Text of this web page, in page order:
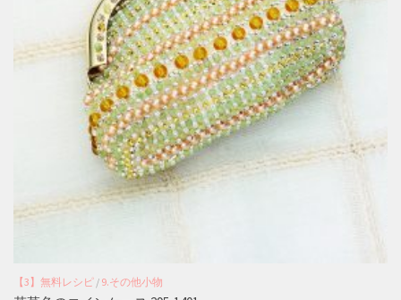
【3】無料レシピ / 9.その他小物